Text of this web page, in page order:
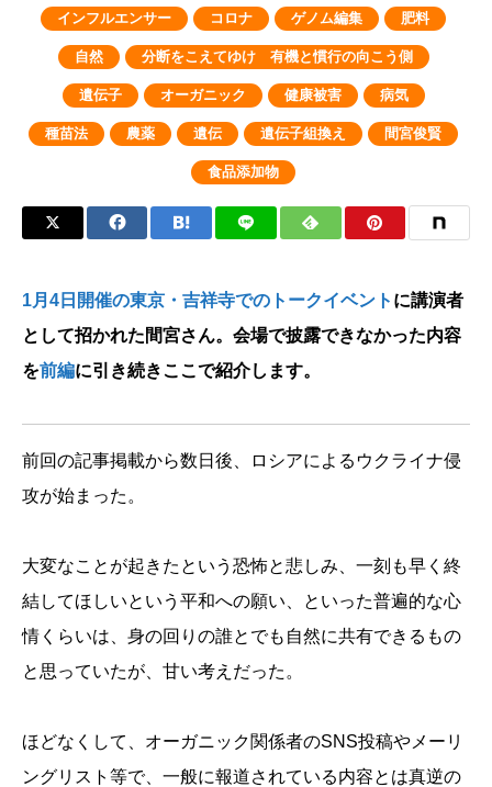
インフルエンサー コロナ ゲノム編集 肥料
自然 分断をこえてゆけ 有機と慣行の向こう側
遺伝子 オーガニック 健康被害 病気
種苗法 農薬 遺伝 遺伝子組換え 間宮俊賢
食品添加物
1月4日開催の東京・吉祥寺でのトークイベント に講演者
として招かれた間宮さん。会場で披露できなかった内容
を前編に引き続きここで紹介します。
前回の記事掲載から数日後、ロシアによるウクライナ侵
攻が始まった。
大変なことが起きたという恐怖と悲しみ、一刻も早く終
結してほしいという平和への願い、といった普遍的な心
情くらいは、身の回りの誰とでも自然に共有できるもの
と思っていたが、甘い考えだった。
ほどなくして、オーガニック関係者のSNS投稿やメーリ
ングリスト等で、一般に報道されている内容とは真逆の